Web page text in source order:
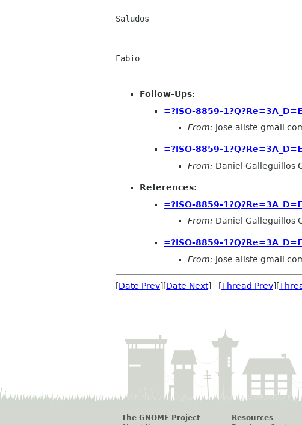
Saludos
--
Fabio
Follow-Ups:
=?ISO-8859-
From: jose aliste gmail
=?ISO-8859-
From: Daniel Galleguillos
References:
=?ISO-8859-
From: Daniel Galleguillos
=?ISO-8859-
From: jose aliste gmail
[Date Prev][Date Next] [Thread Prev][
The GNOME Project
Resources